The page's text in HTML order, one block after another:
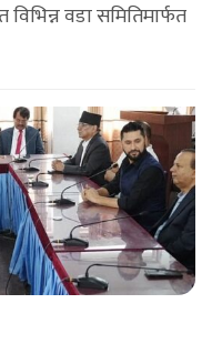
वडा समितिमार्फत
गरिरहेको जनाएको